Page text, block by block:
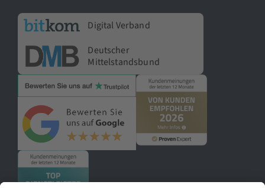
Digital Verband
Deutscher
Mittelstandsbund